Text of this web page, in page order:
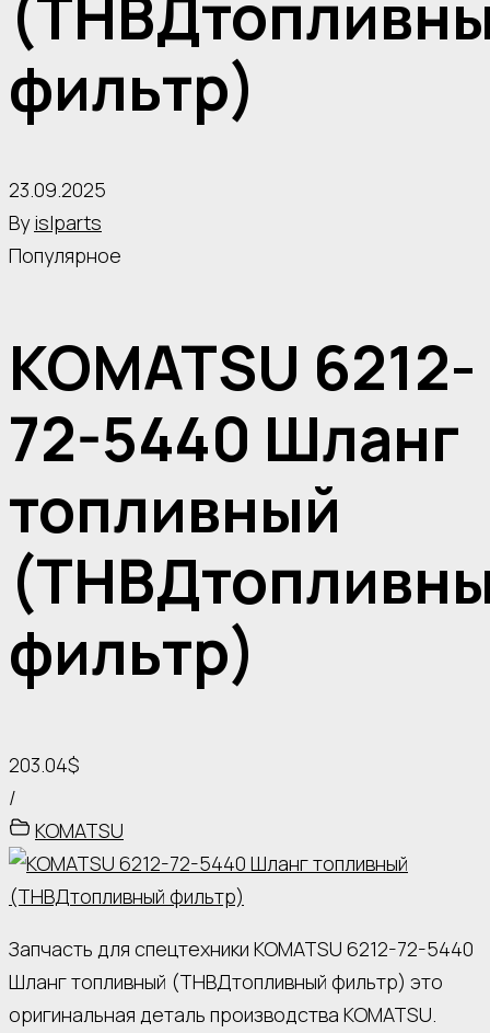
фильтр)
23.09.2025
By islparts
Популярное
KOMATSU 6212-
72-5440 Шланг
топливный
фильтр)
203.04$
/
KOMATSU
Запчасть для спецтехники KOMATSU 6212-72-5440
Шланг топливный (ТНВДтопливный фильтр) это
оригинальная деталь производства KOMATSU.